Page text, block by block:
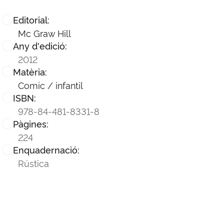
Editorial:
Mc Graw Hill
Any d'edició:
2012
Matèria:
Comic / infantil
ISBN:
978-84-481-8331-8
Pàgines:
224
Enquadernació:
Rústica